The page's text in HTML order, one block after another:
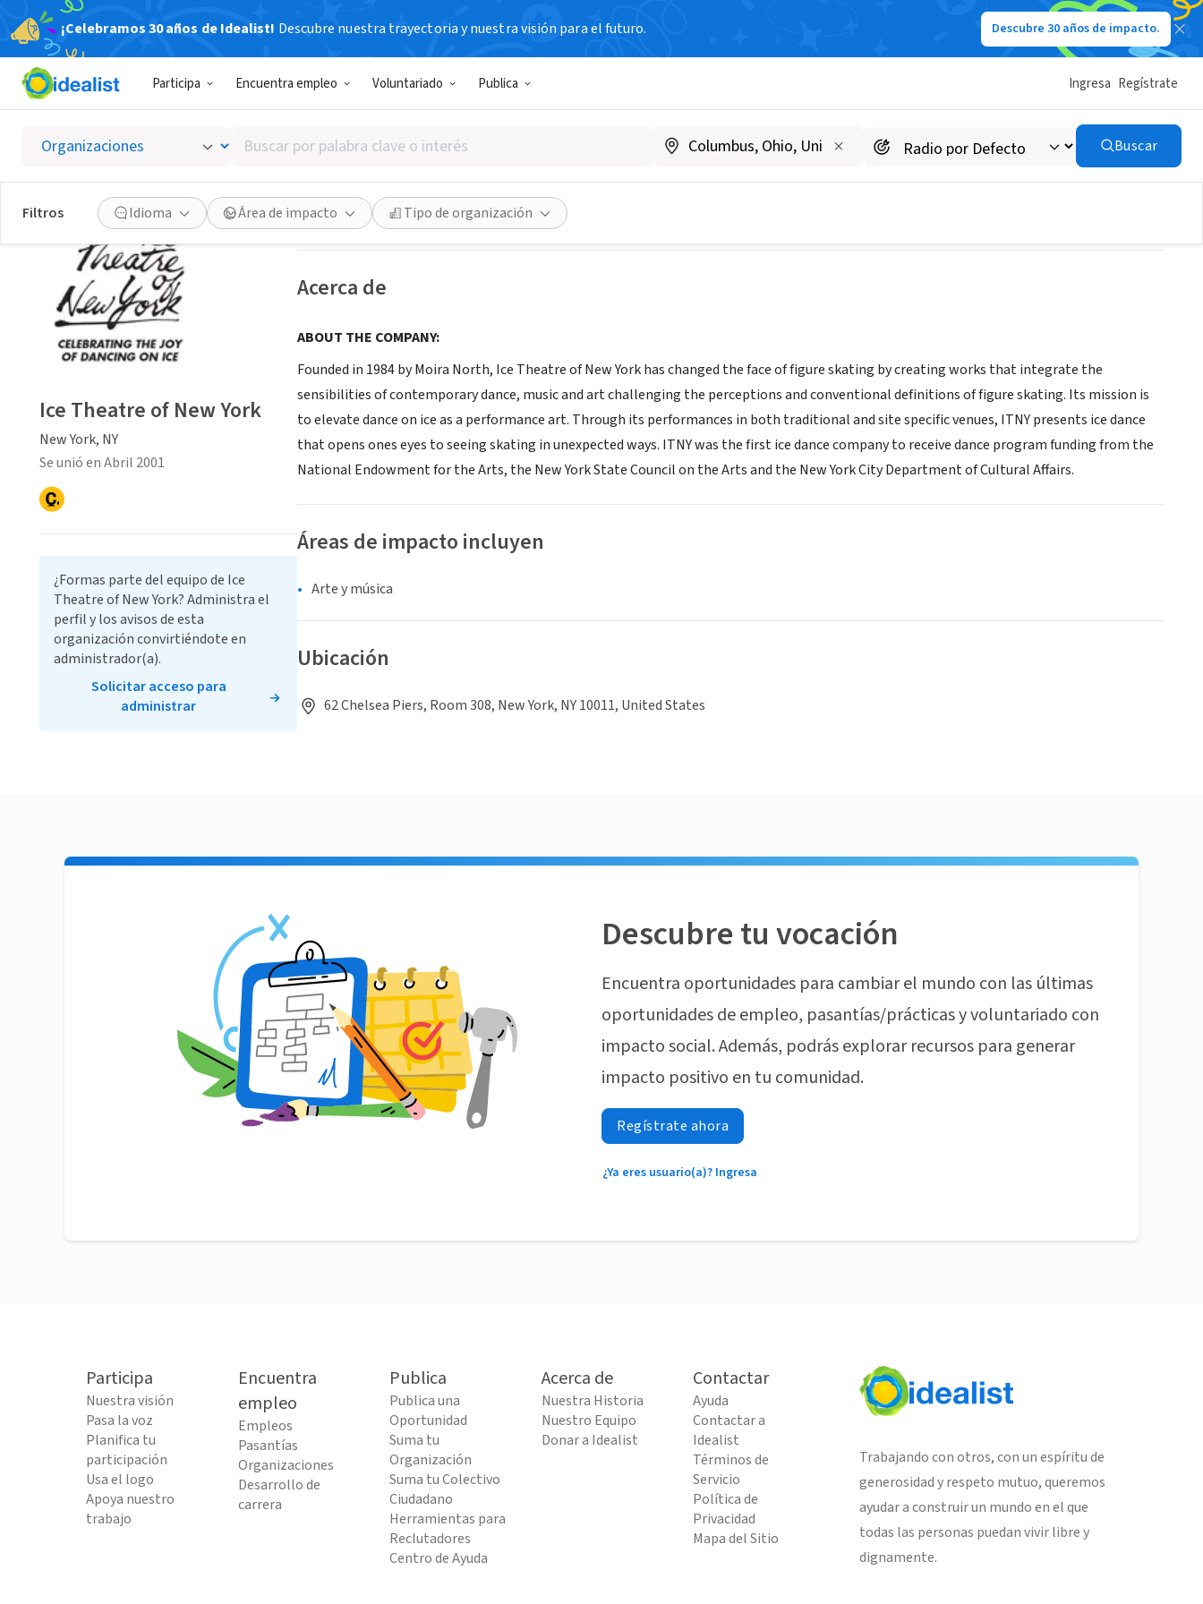
¡Celebramos 30 años de Idealist! Descubre nuestra trayectoria y nuestra visión para el futuro. Descubre 30 años de impacto.
Participa Encuentra empleo Voluntariado Publica Ingresa Regístrate
Buscar
por
palabra
clave
o
interés
Buscar
Filtros Idioma Área de impacto Tipo de organización
Ice Theatre of New York
New York, NY|www.icetheatre.org
Guardar Compartir
Acerca de
ABOUT THE COMPANY:
Founded in 1984 by Moira North, Ice Theatre of New York has changed the face of figure skating by creating works that integrate the
sensibilities of contemporary dance, music and art challenging the perceptions and conventional definitions of figure skating. Its mission is
to elevate dance on ice as a performance art. Through its performances in both traditional and site specific venues, ITNY presents ice dance
that opens ones eyes to seeing skating in unexpected ways. ITNY was the first ice dance company to receive dance program funding from the
National Endowment for the Arts, the New York State Council on the Arts and the New York City Department of Cultural Affairs.
Áreas de impacto incluyen
Arte y música
Ubicación
62 Chelsea Piers, Room 308, New York, NY 10011, United States
Ice Theatre of New York
New York, NY
Se unió en Abril 2001
¿Formas parte del equipo de Ice
Theatre of New York? Administra el
perfil y los avisos de esta
organización convirtiéndote en
administrador(a).
Solicitar acceso para
administrar
Descubre tu vocación
Encuentra oportunidades para cambiar el mundo con las últimas
oportunidades de empleo, pasantías/prácticas y voluntariado con
impacto social. Además, podrás explorar recursos para generar
impacto positivo en tu comunidad.
Regístrate ahora
¿Ya eres usuario(a)? Ingresa
Participa
Nuestra visión
Pasa la voz
Planifica tu
participación
Usa el logo
Apoya nuestro
trabajo
Encuentra
empleo
Empleos
Pasantías
Organizaciones
Desarrollo de
carrera
Publica
Publica una
Oportunidad
Suma tu
Organización
Suma tu Colectivo
Ciudadano
Herramientas para
Reclutadores
Centro de Ayuda
Acerca de
Nuestra Historia
Nuestro Equipo
Donar a Idealist
Contactar
Ayuda
Contactar a
Idealist
Términos de
Servicio
Política de
Privacidad
Mapa del Sitio
Trabajando con otros, con un espíritu de
generosidad y respeto mutuo, queremos
ayudar a construir un mundo en el que
todas las personas puedan vivir libre y
dignamente.